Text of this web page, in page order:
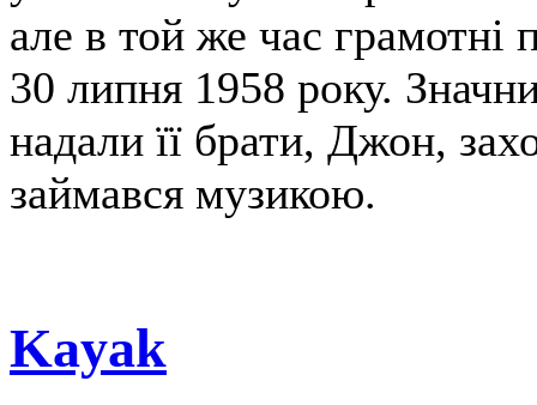
але в той же час грамотні
30 липня 1958 року.
надали її брати, Джон,
займався музикою.
Kayak